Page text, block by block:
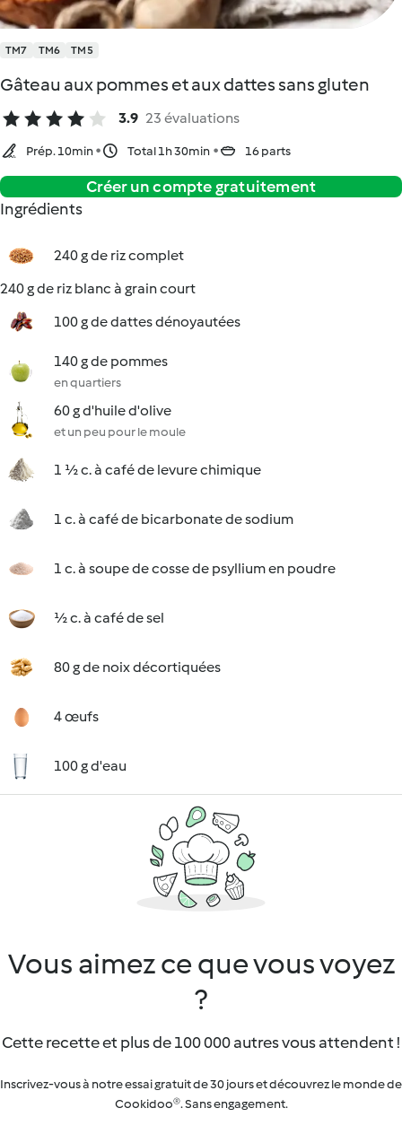
TM7 TM6 TM5
Gâteau aux pommes et aux dattes sans gluten
3.9 23 évaluations
Prép. 10min Total 1h 30min 16 parts
Créer un compte gratuitement
Ingrédients
240 g de riz complet
240 g de riz blanc à grain court
100 g de dattes dénoyautées
140 g de pommes
en quartiers
60 g d'huile d'olive
et un peu pour le moule
1 ½ c. à café de levure chimique
1 c. à café de bicarbonate de sodium
1 c. à soupe de cosse de psyllium en poudre
½ c. à café de sel
80 g de noix décortiquées
4 œufs
100 g d'eau
Vous aimez ce que vous voyez
?
Cette recette et plus de 100 000 autres vous attendent !
Inscrivez-vous à notre essai gratuit de 30 jours et découvrez le monde de
Cookidoo®. Sans engagement.